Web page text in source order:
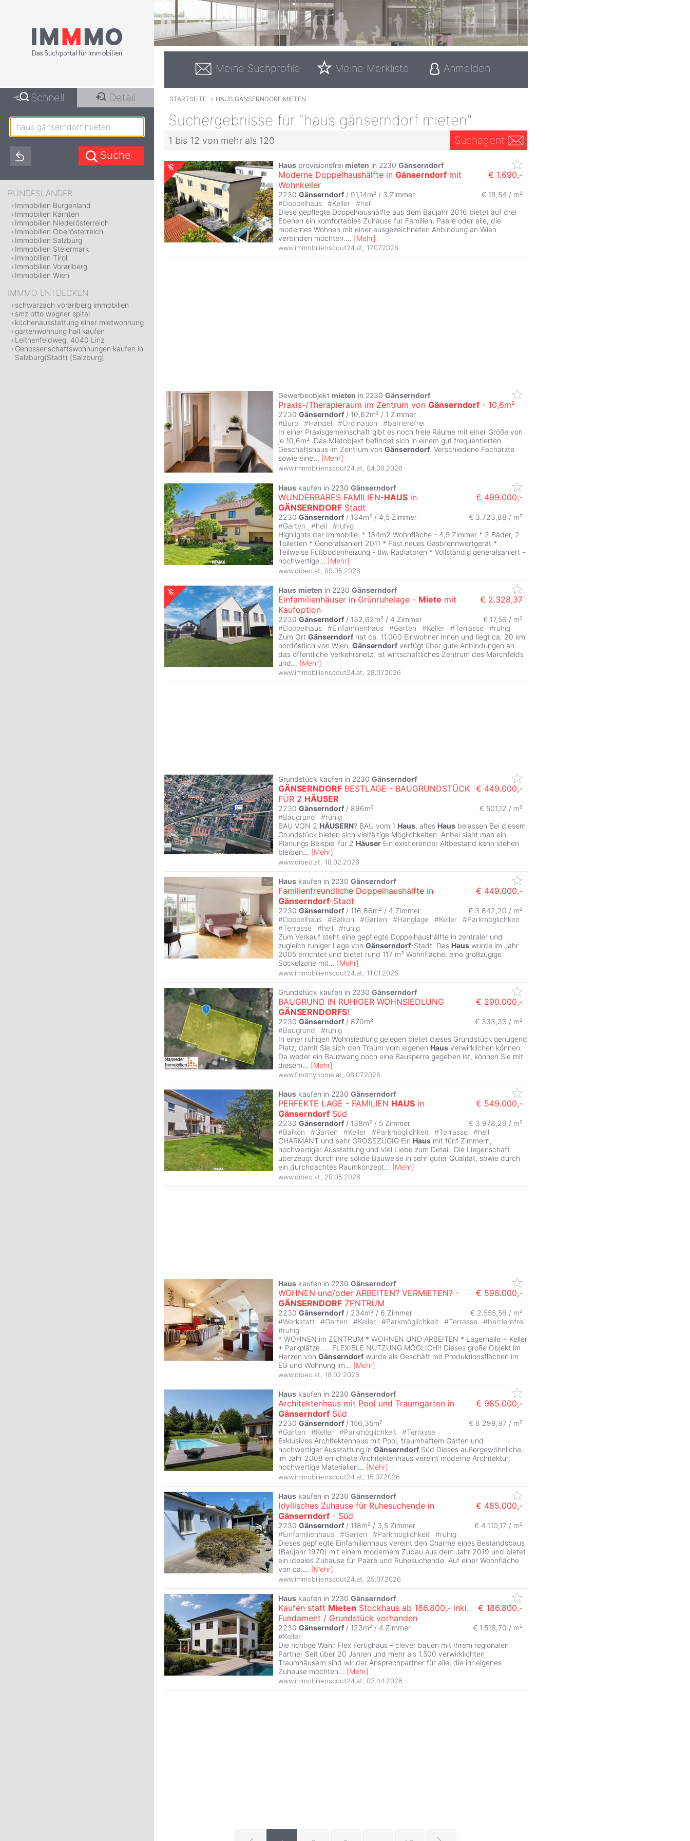
Meine Suchprofile Meine Merkliste Anmelden
STARTSEITE › HAUS GÄNSERNDORF MIETEN
Suchergebnisse für "haus gänserndorf mieten"
1 bis 12 von mehr als 120 Suchagent
Haus provisionsfrei mieten in 2230 Gänserndorf
Moderne Doppelhaushälfte in Gänserndorf mit
Wohnkeller
€ 1.690,-
2230 Gänserndorf / 91,14m² / 3 Zimmer
€ 18,54 / m²
#Doppelhaus #Keller #hell
Diese gepflegte Doppelhaushälfte aus dem Baujahr 2016 bietet auf drei
Ebenen ein komfortables Zuhause fur Familien, Paare oder alle, die
modernes Wohnen mit einer ausgezeichneten Anbindung an Wien
verbinden möchten.... [Mehr]
www.immobilienscout24.at 17.07.2026
Gewerbeobjekt mieten in 2230 Gänserndorf
Praxis-/Therapieraum im Zentrum von Gänserndorf - 10,6m²
2230 Gänserndorf / 10,62m² / 1 Zimmer
#Büro #Handel #Ordination #barrierefrei
In einer Praxisgemeinschaft gibt es noch freie Räume mit einer Größe von
je 10,6m². Das Mietobjekt befindet sich in einem gut frequentierten
Geschäftshaus im Zentrum von Gänserndorf. Verschiedene Fachärzte
sowie eine... [Mehr]
www.immobilienscout24.at 04.08.2026
Haus kaufen in 2230 Gänserndorf
WUNDERBARES FAMILIEN-HAUS in
GÄNSERNDORF Stadt
€ 499.000,-
2230 Gänserndorf / 134m² / 4,5 Zimmer
€ 3.723,88 / m²
#Garten #hell #ruhig
Highlights der Immobilie: * 134m2 Wohnfläche - 4,5 Zimmer * 2 Bäder, 2
Toiletten * Generalsaniert 2011 * Fast neues Gasbrennwertgerät *
Teilweise Fußbodenheizung - tlw. Radiatoren * Vollständig generalsaniert -
hochwertige... [Mehr]
www.dibeo.at 09.05.2026
Haus mieten in 2230 Gänserndorf
Einfamilienhäuser in Grünruhelage - Miete mit
Kaufoption
€ 2.328,37
2230 Gänserndorf / 132,62m² / 4 Zimmer
€ 17,56 / m²
#Doppelhaus #Einfamilienhaus #Garten #Keller #Terrasse #ruhig
Zum Ort Gänserndorf hat ca. 11.000 Einwohner Innen und liegt ca. 20 km
nordöstlich von Wien. Gänserndorf verfügt über gute Anbindungen an
das öffentliche Verkehrsnetz, ist wirtschaftliches Zentrum des Marchfelds
und... [Mehr]
www.immobilienscout24.at, 28.07.2026
Grundstück kaufen in 2230 Gänserndorf
GÄNSERNDORF BESTLAGE - BAUGRUNDSTÜCK
FÜR 2 HÄUSER
€ 449.000,-
2230 Gänserndorf / 896m²
€ 501,12 / m²
#Baugrund #ruhig
BAU VON 2 HÄUSERN? BAU vom 1 Haus, altes Haus belassen Bei diesem
Grundstück bieten sich vielfältige Möglichkeiten. Anbei sieht man ein
Planungs Beispiel für 2 Häuser Ein existierender Altbestand kann stehen
bleiben... [Mehr]
www.dibeo.at 18.02.2026
Haus kaufen in 2230 Gänserndorf
Familienfreundliche Doppelhaushälfte in
Gänserndorf-Stadt
€ 449.000,-
2230 Gänserndorf / 116,86m² / 4 Zimmer
€ 3.842,20 / m²
#Doppelhaus #Balkon #Garten #Hanglage #Keller #Parkmöglichkeit
#Terrasse #hell #ruhig
Zum Verkauf steht eine gepflegte Doppelhaushälfte in zentraler und
zugleich ruhiger Lage von Gänserndorf-Stadt. Das Haus wurde im Jahr
2005 errichtet und bietet rund 117 m² Wohnfläche, eine großzügige
Sockelzone mit... [Mehr]
www.immobilienscout24.at 11.01.2026
Grundstück kaufen in 2230 Gänserndorf
BAUGRUND IN RUHIGER WOHNSIEDLUNG
GÄNSERNDORFS!
€ 290.000,-
2230 Gänserndorf / 870m²
€ 333,33 / m²
#Baugrund #ruhig
In einer ruhigen Wohnsiedlung gelegen bietet dieses Grundstück genügend
Platz, damit Sie sich den Traum vom eigenen Haus verwirklichen können.
Da weder ein Bauzwang noch eine Bausperre gegeben ist, können Sie mit
diesem... [Mehr]
www.findmyhome.at 08.07.2026
Haus kaufen in 2230 Gänserndorf
PERFEKTE LAGE - FAMILIEN HAUS in
Gänserndorf Süd
€ 549.000,-
2230 Gänserndorf / 138m² / 5 Zimmer
€ 3.978,26 / m²
#Balkon #Garten #Keller #Parkmöglichkeit #Terrasse #hell
CHARMANT und sehr GROSSZÜGIG Ein Haus mit fünf Zimmern,
hochwertiger Ausstattung und viel Liebe zum Detail. Die Liegenschaft
überzeugt durch ihre solide Bauweise in sehr guter Qualität, sowie durch
ein durchdachtes Raumkonzept... [Mehr]
www.dibeo.at 29.05.2026
Haus kaufen in 2230 Gänserndorf
WOHNEN und/oder ARBEITEN? VERMIETEN? -
GÄNSERNDORF ZENTRUM
€ 598.000,-
2230 Gänserndorf / 234m² / 6 Zimmer
€ 2.555,56 / m²
#Werkstatt #Garten #Keller #Parkmöglichkeit #Terrasse #barrierefrei
#ruhig
* WOHNEN im ZENTRUM * WOHNEN UND ARBEITEN * Lagerhalle + Keller
+ Parkplätze..... FLEXIBLE NUTZUNG MÖGLICH!! Dieses große Objekt im
Herzen von Gänserndorf wurde als Geschäft mit Produktionsflächen im
EG und Wohnung im... [Mehr]
www.dibeo.at, 18.02.2026
Haus kaufen in 2230 Gänserndorf
Architektenhaus mit Pool und Traumgarten in
Gänserndorf Süd
€ 985.000,-
2230 Gänserndorf / 156,35m²
€ 6.299,97 / m²
#Garten #Keller #Parkmöglichkeit #Terrasse
Exklusives Architektenhaus mit Pool, traumhaftem Garten und
hochwertiger Ausstattung in Gänserndorf Süd Dieses außergewöhnliche,
im Jahr 2008 errichtete Architektenhaus vereint moderne Architektur,
hochwertige Materialien... [Mehr]
www.immobilienscout24.at 15.07.2026
Haus kaufen in 2230 Gänserndorf
Idyllisches Zuhause für Ruhesuchende in
Gänserndorf - Süd
€ 485.000,-
2230 Gänserndorf / 118m² / 3,5 Zimmer
€ 4.110,17 / m²
#Einfamilienhaus #Garten #Parkmöglichkeit #ruhig
Dieses gepflegte Einfamilienhaus vereint den Charme eines Bestandsbaus
(Baujahr 1970) mit einem modernem Zubau aus dem Jahr 2019 und bietet
ein ideales Zuhause für Paare und Ruhesuchende. Auf einer Wohnfläche
von ca.... [Mehr]
www.immobilienscout24.at 25.07.2026
Haus kaufen in 2230 Gänserndorf
Kaufen statt Mieten Stockhaus ab 186.800,- inkl.
Fundament / Grundstück vorhanden
€ 186.800,-
2230 Gänserndorf / 123m² / 4 Zimmer
€ 1.518,70 / m²
#Keller
Die richtige Wahl: Flex Fertighaus – clever bauen mit Ihrem regionalen
Partner Seit über 20 Jahren und mehr als 1.500 verwirklichten
Traumhäusern sind wir der Ansprechpartner für alle, die ihr eigenes
Zuhause möchten... [Mehr]
www.immobilienscout24.at 03.04.2026
Schnell Detail
BUNDESLÄNDER
Immobilien Burgenland
Immobilien Kärnten
Immobilien Niederösterreich
Immobilien Oberösterreich
Immobilien Salzburg
Immobilien Steiermark
Immobilien Tirol
Immobilien Vorarlberg
Immobilien Wien
IMMMO ENTDECKEN
schwarzach vorarlberg immobilien
smz otto wagner spital
küchenausstattung einer mietwohnung
gartenwohnung hall kaufen
Leithenfeldweg, 4040 Linz
Genossenschaftswohnungen kaufen in
Salzburg(Stadt) (Salzburg)